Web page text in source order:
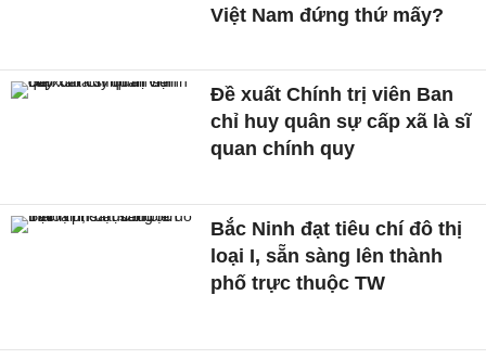
Việt Nam đứng thứ mấy?
Đề xuất Chính trị viên Ban
chỉ huy quân sự cấp xã là sĩ
quan chính quy
Bắc Ninh đạt tiêu chí đô thị
loại I, sẵn sàng lên thành
phố trực thuộc TW